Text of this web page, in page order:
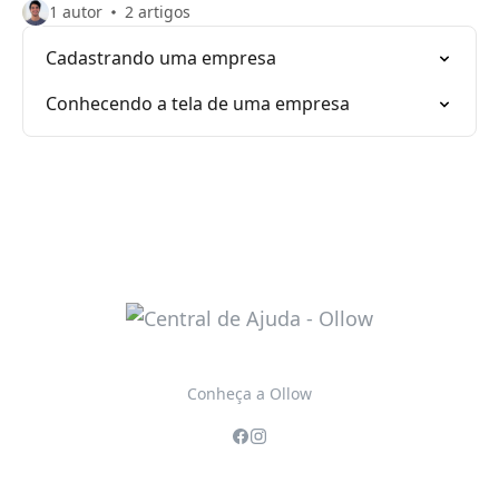
1 autor 2 artigos
Cadastrando uma empresa
Conhecendo a tela de uma empresa
Conheça a Ollow